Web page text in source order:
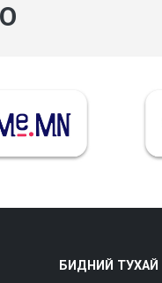
БИДНИЙ ТУХАЙ